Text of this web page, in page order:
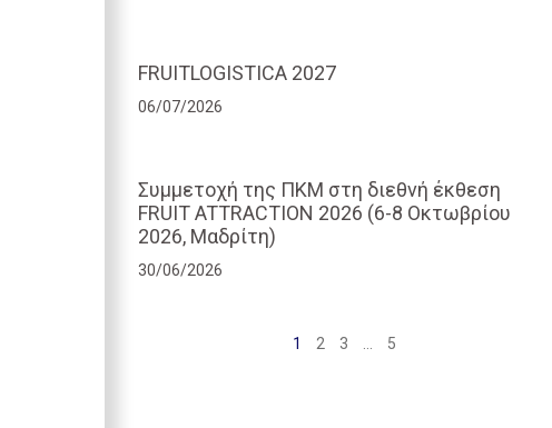
FRUITLOGISTICA 2027
06/07/2026
Συμμετοχή της ΠΚΜ στη διεθνή έκθεση
FRUIT ATTRACTION 2026 (6-8 Οκτωβρίου
2026, Μαδρίτη)
30/06/2026
1 2 3 5